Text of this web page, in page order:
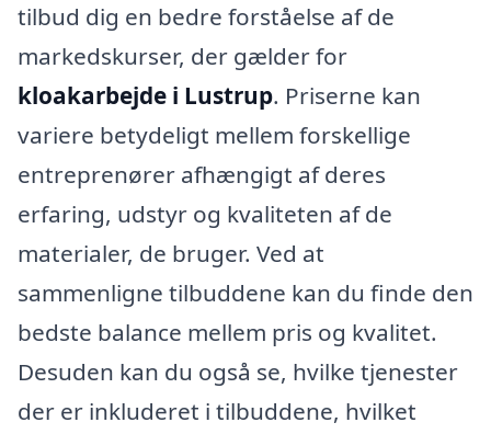
tilbud dig en bedre forståelse af de
markedskurser, der gælder for
kloakarbejde i Lustrup. Priserne kan
variere betydeligt mellem forskellige
entreprenører afhængigt af deres
erfaring, udstyr og kvaliteten af de
materialer, de bruger. Ved at
sammenligne tilbuddene kan du finde den
bedste balance mellem pris og kvalitet.
Desuden kan du også se, hvilke tjenester
der er inkluderet i tilbuddene, hvilket